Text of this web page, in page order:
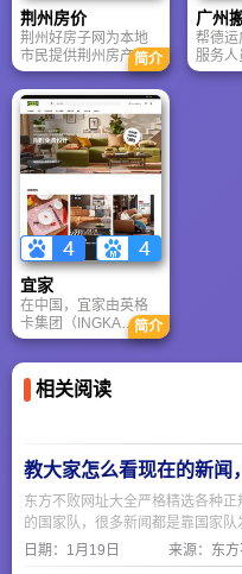
荆州房价
荆州好房子网为本地
市民提供荆州房产资
讯、新楼盘、二手
房、租房、生活服
务、电商直营店、楼
盘电子地图、邻里社
区等10余个精品栏
目。同时为地产开发
司、经纪人、建材装
修商家、生活服务商
家提供全方位的营销
和推广服务。
简介
广州
帮德运
服务人
敬业认
宜家
在中国，宜家由英格
卡集团（INGKA
Group）运营，目前在
全国拥有30余家线下
商场（如北京、上
海、广州、深圳、成
上电商服务。
简介
相关阅读
教大家怎么看现在的新闻
东方不败网址大全严格精选各种
的国家队，很多新闻都是靠国家
创造涉外和政策的新闻。
日期： 1月19日